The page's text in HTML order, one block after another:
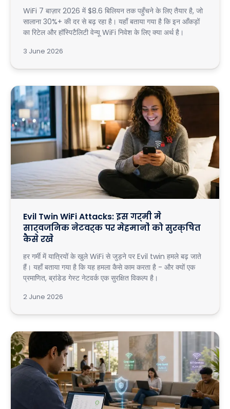
WiFi 7 बाज़ार 2026 में $8.6 बिलियन तक पहुँचने के लिए तैयार है, जो
सालाना 30%+ की दर से बढ़ रहा है। यहाँ बताया गया है कि इन आँकड़ों
का रिटेल और हॉस्पिटैलिटी वेन्यू WiFi निवेश के लिए क्या अर्थ है।
3 June 2026
Evil Twin WiFi Attacks: इस गर्मी में
सार्वजनिक नेटवर्क पर मेहमानों को सुरक्षित
कैसे रखें
हर गर्मी में यात्रियों के खुले WiFi से जुड़ने पर Evil twin हमले बढ़ जाते
हैं। यहाँ बताया गया है कि यह हमला कैसे काम करता है - और क्यों एक
प्रमाणित, ब्रांडेड गेस्ट नेटवर्क एक सुरक्षित विकल्प है।
2 June 2026